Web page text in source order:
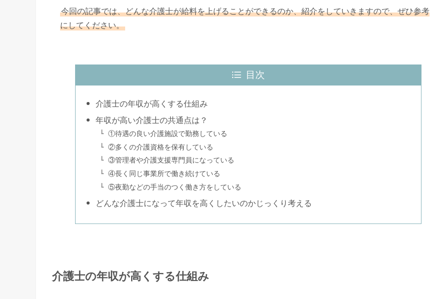
今回の記事では、どんな介護士が給料を上げることができるのか、紹介をしていきますので、ぜひ参考
にしてください。
目次
介護士の年収が高くする仕組み
年収が高い介護士の共通点は？
①待遇の良い介護施設で勤務している
②多くの介護資格を保有している
③管理者や介護支援専門員になっている
④長く同じ事業所で働き続けている
⑤夜勤などの手当のつく働き方をしている
どんな介護士になって年収を高くしたいのかじっくり考える
介護士の年収が高くする仕組み